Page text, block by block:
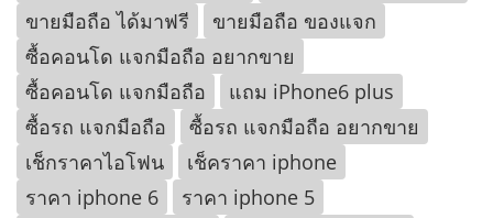
ขายมือถือ ได้มาฟรี
ขายมือถือ ของแจก
ซื้อคอนโด แจกมือถือ อยากขาย
ซื้อคอนโด แจกมือถือ
แถม iPhone6 plus
ซื้อรถ แจกมือถือ
ซื้อรถ แจกมือถือ อยากขาย
เช็กราคาไอโฟน
เช็คราคา iphone
ราคา iphone 6
ราคา iphone 5